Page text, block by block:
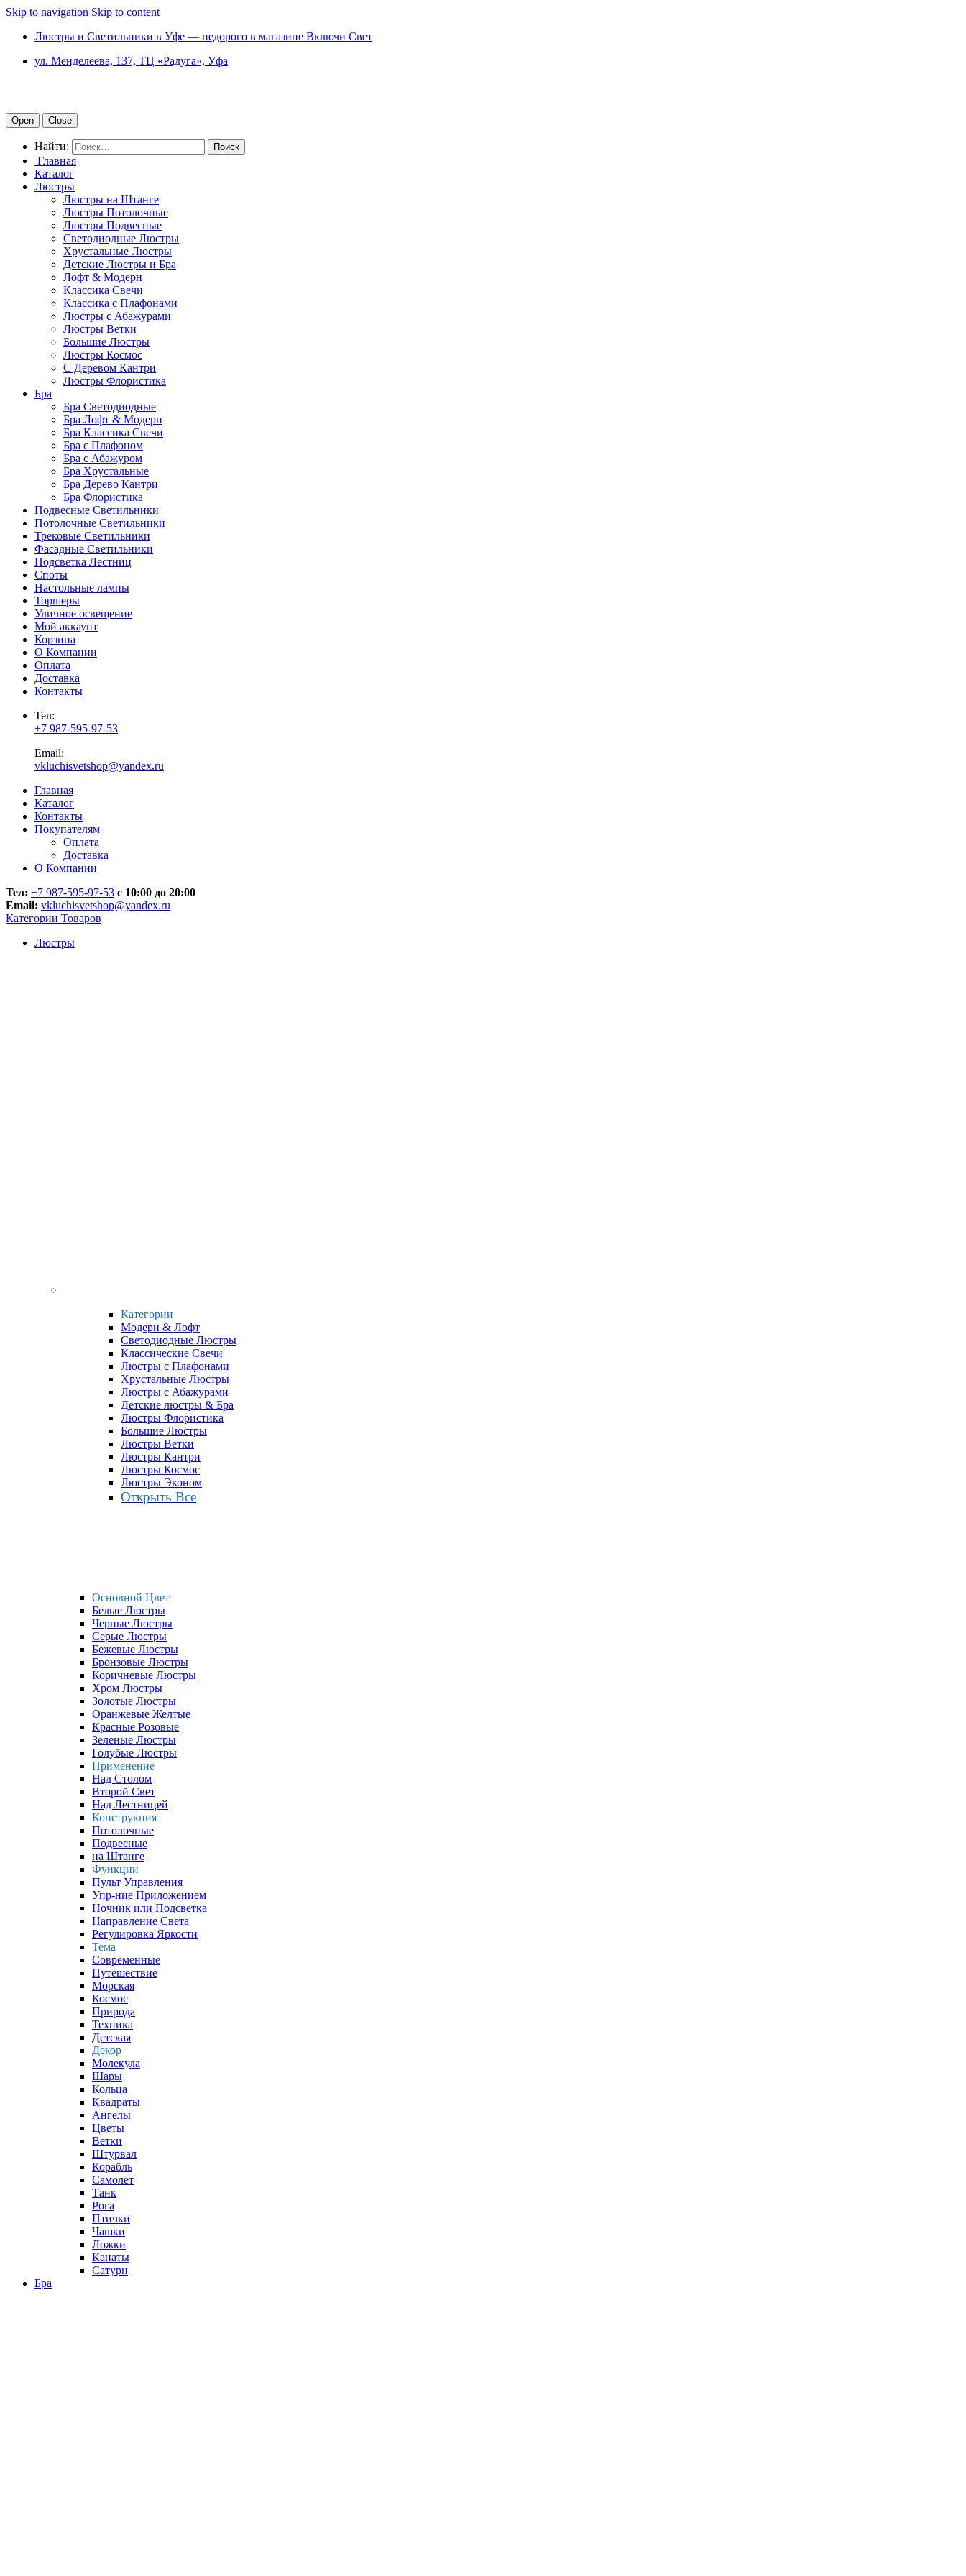
Skip to navigation Skip to content
Люстры и Светильники в Уфе — недорого в магазине Включи Свет
ул. Менделеева, 137, ТЦ «Радуга», Уфа
Open Close
Найти:
Главная
Каталог
Люстры
Люстры на Штанге
Люстры Потолочные
Люстры Подвесные
Светодиодные Люстры
Хрустальные Люстры
Детские Люстры и Бра
Лофт & Модерн
Классика Свечи
Классика с Плафонами
Люстры с Абажурами
Люстры Ветки
Большие Люстры
Люстры Космос
С Деревом Кантри
Люстры Флористика
Бра
Бра Светодиодные
Бра Лофт & Модерн
Бра Классика Свечи
Бра с Плафоном
Бра с Абажуром
Бра Хрустальные
Бра Дерево Кантри
Бра Флористика
Подвесные Светильники
Потолочные Светильники
Трековые Светильники
Фасадные Светильники
Подсветка Лестниц
Споты
Настольные лампы
Торшеры
Уличное освещение
Мой аккаунт
Корзина
О Компании
Оплата
Доставка
Контакты
Тел:
+7 987-595-97-53
Email:
vkluchisvetshop@yandex.ru
Главная
Каталог
Контакты
Покупателям
Оплата
Доставка
О Компании
Тел: +7 987-595-97-53 с 10:00 до 20:00
Email: vkluchisvetshop@yandex.ru
Категории Товаров
Люстры
Категории
Модерн & Лофт
Светодиодные Люстры
Классические Свечи
Люстры с Плафонами
Хрустальные Люстры
Люстры с Абажурами
Детские люстры & Бра
Люстры Флористика
Большие Люстры
Люстры Ветки
Люстры Кантри
Люстры Космос
Люстры Эконом
Открыть Все
Основной Цвет
Белые Люстры
Черные Люстры
Серые Люстры
Бежевые Люстры
Бронзовые Люстры
Коричневые Люстры
Хром Люстры
Золотые Люстры
Оранжевые Желтые
Красные Розовые
Зеленые Люстры
Голубые Люстры
Применение
Над Столом
Второй Свет
Над Лестницей
Конструкция
Потолочные
Подвесные
на Штанге
Функции
Пульт Управления
Упр-ние Приложением
Ночник или Подсветка
Направление Света
Регулировка Яркости
Тема
Современные
Путешествие
Морская
Космос
Природа
Техника
Детская
Декор
Молекула
Шары
Кольца
Квадраты
Ангелы
Цветы
Ветки
Штурвал
Корабль
Самолет
Танк
Рога
Птички
Чашки
Ложки
Канаты
Сатурн
Бра